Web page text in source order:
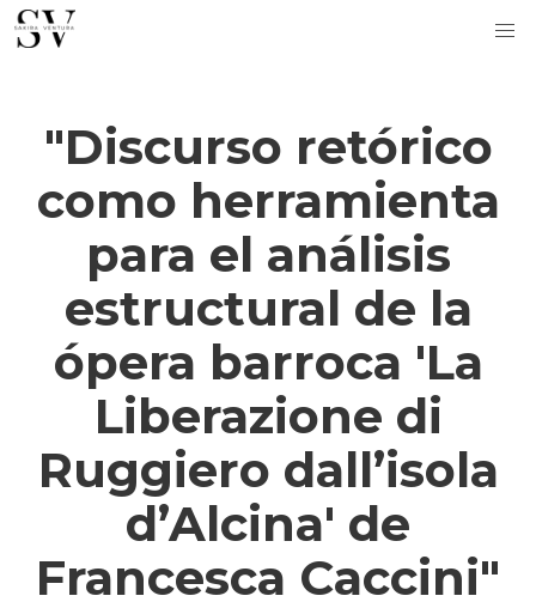
"Discurso retórico
como herramienta
para el análisis
estructural de la
ópera barroca 'La
Liberazione di
Ruggiero dall’isola
d’Alcina' de
Francesca Caccini"